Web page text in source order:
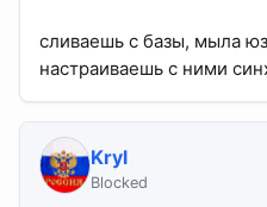
сливаешь с базы, мыла
настраиваешь с ними
Kryl
Blocked